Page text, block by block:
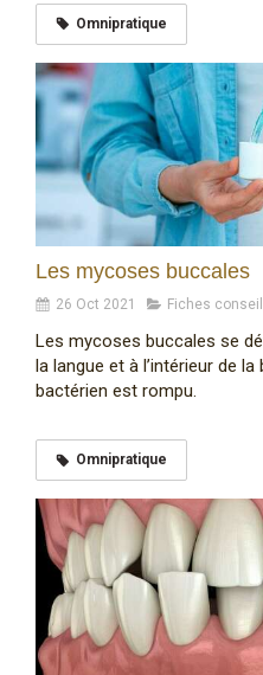
Omnipratique
Les mycoses buccales
26 Oct 2021 Fiches
Les mycoses buccales se
la langue et à l’intérieur de
bactérien est rompu.
Omnipratique